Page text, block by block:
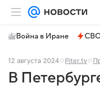
Война в Иране
12 августа 2024 Piter.tv
В